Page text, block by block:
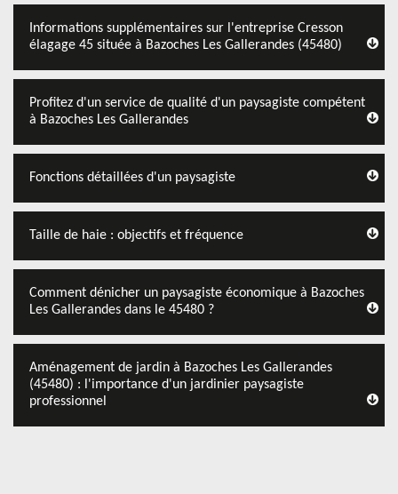
Informations supplémentaires sur l'entreprise Cresson
élagage 45 située à Bazoches Les Gallerandes (45480)
Profitez d'un service de qualité d'un paysagiste compétent
à Bazoches Les Gallerandes
Fonctions détaillées d'un paysagiste
Taille de haie : objectifs et fréquence
Comment dénicher un paysagiste économique à Bazoches
Les Gallerandes dans le 45480 ?
Aménagement de jardin à Bazoches Les Gallerandes
(45480) : l'importance d'un jardinier paysagiste
professionnel